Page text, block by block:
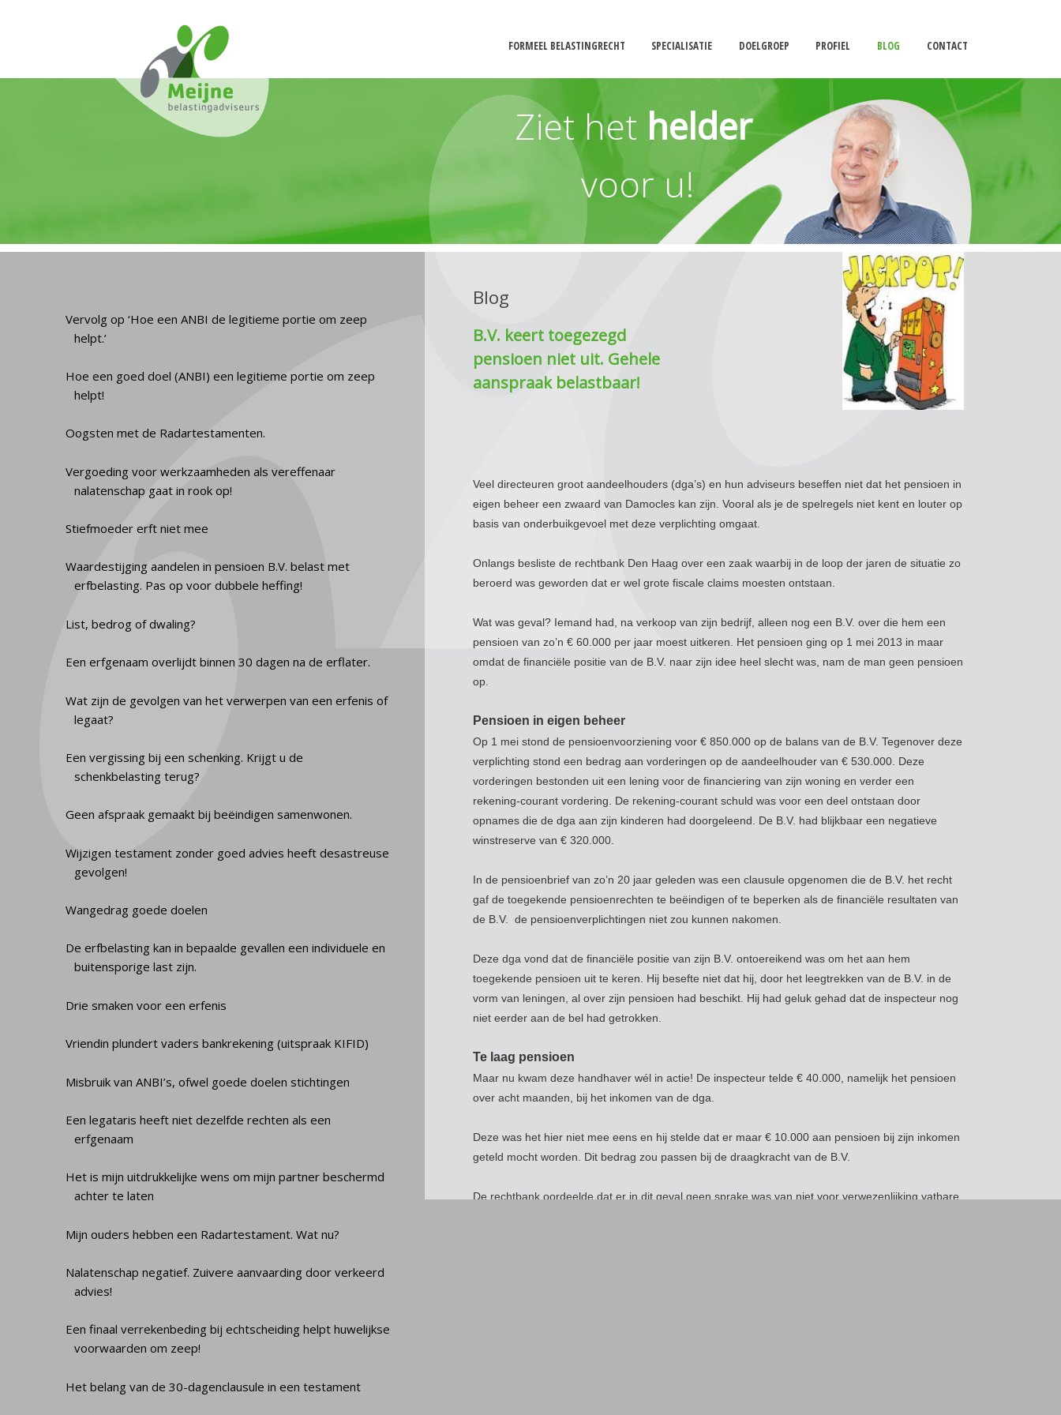
FORMEEL BELASTINGRECHT SPECIALISATIE DOELGROEP PROFIEL BLOG CONTACT
Ziet het helder
voor u!
Vervolg op ‘Hoe een ANBI de legitieme portie om zeep
helpt.’
Hoe een goed doel (ANBI) een legitieme portie om zeep
helpt!
Oogsten met de Radartestamenten.
Vergoeding voor werkzaamheden als vereffenaar
nalatenschap gaat in rook op!
Stiefmoeder erft niet mee
Waardestijging aandelen in pensioen B.V. belast met
erfbelasting. Pas op voor dubbele heffing!
List, bedrog of dwaling?
Een erfgenaam overlijdt binnen 30 dagen na de erflater.
Wat zijn de gevolgen van het verwerpen van een erfenis of
legaat?
Een vergissing bij een schenking. Krijgt u de
schenkbelasting terug?
Geen afspraak gemaakt bij beëindigen samenwonen.
Wijzigen testament zonder goed advies heeft desastreuse
gevolgen!
Wangedrag goede doelen
De erfbelasting kan in bepaalde gevallen een individuele en
buitensporige last zijn.
Drie smaken voor een erfenis
Vriendin plundert vaders bankrekening (uitspraak KIFID)
Misbruik van ANBI’s, ofwel goede doelen stichtingen
Een legataris heeft niet dezelfde rechten als een
erfgenaam
Het is mijn uitdrukkelijke wens om mijn partner beschermd
achter te laten
Mijn ouders hebben een Radartestament. Wat nu?
Nalatenschap negatief. Zuivere aanvaarding door verkeerd
advies!
Een finaal verrekenbeding bij echtscheiding helpt huwelijkse
voorwaarden om zeep!
Het belang van de 30-dagenclausule in een testament
Blog
B.V. keert toegezegd
pensioen niet uit. Gehele
aanspraak belastbaar!
Veel directeuren groot aandeelhouders (dga’s) en hun adviseurs beseffen niet dat het pensioen in
eigen beheer een zwaard van Damocles kan zijn. Vooral als je de spelregels niet kent en louter op
basis van onderbuikgevoel met deze verplichting omgaat.
Onlangs besliste de rechtbank Den Haag over een zaak waarbij in de loop der jaren de situatie zo
beroerd was geworden dat er wel grote fiscale claims moesten ontstaan.
Wat was geval? Iemand had, na verkoop van zijn bedrijf, alleen nog een B.V. over die hem een
pensioen van zo’n € 60.000 per jaar moest uitkeren. Het pensioen ging op 1 mei 2013 in maar
omdat de financiële positie van de B.V. naar zijn idee heel slecht was, nam de man geen pensioen
op.
Pensioen in eigen beheer
Op 1 mei stond de pensioenvoorziening voor € 850.000 op de balans van de B.V. Tegenover deze
verplichting stond een bedrag aan vorderingen op de aandeelhouder van € 530.000. Deze
vorderingen bestonden uit een lening voor de financiering van zijn woning en verder een
rekening-courant vordering. De rekening-courant schuld was voor een deel ontstaan door
opnames die de dga aan zijn kinderen had doorgeleend. De B.V. had blijkbaar een negatieve
winstreserve van € 320.000.
In de pensioenbrief van zo’n 20 jaar geleden was een clausule opgenomen die de B.V. het recht
gaf de toegekende pensioenrechten te beëindigen of te beperken als de financiële resultaten van
de B.V. de pensioenverplichtingen niet zou kunnen nakomen.
Deze dga vond dat de financiële positie van zijn B.V. ontoereikend was om het aan hem
toegekende pensioen uit te keren. Hij besefte niet dat hij, door het leegtrekken van de B.V. in de
vorm van leningen, al over zijn pensioen had beschikt. Hij had geluk gehad dat de inspecteur nog
niet eerder aan de bel had getrokken.
Te laag pensioen
Maar nu kwam deze handhaver wél in actie! De inspecteur telde € 40.000, namelijk het pensioen
over acht maanden, bij het inkomen van de dga.
Deze was het hier niet mee eens en hij stelde dat er maar € 10.000 aan pensioen bij zijn inkomen
geteld mocht worden. Dit bedrag zou passen bij de draagkracht van de B.V.
De rechtbank oordeelde dat er in dit geval geen sprake was van niet voor verwezenlijking vatbare